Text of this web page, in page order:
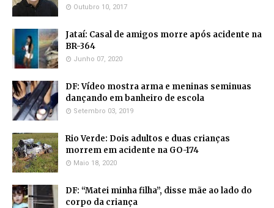
Outubro 10, 2017
Jataí: Casal de amigos morre após acidente na
BR-364
Junho 07, 2020
DF: Vídeo mostra arma e meninas seminuas
dançando em banheiro de escola
Setembro 03, 2019
Rio Verde: Dois adultos e duas crianças
morrem em acidente na GO-174
Maio 18, 2020
DF: “Matei minha filha”, disse mãe ao lado do
corpo da criança